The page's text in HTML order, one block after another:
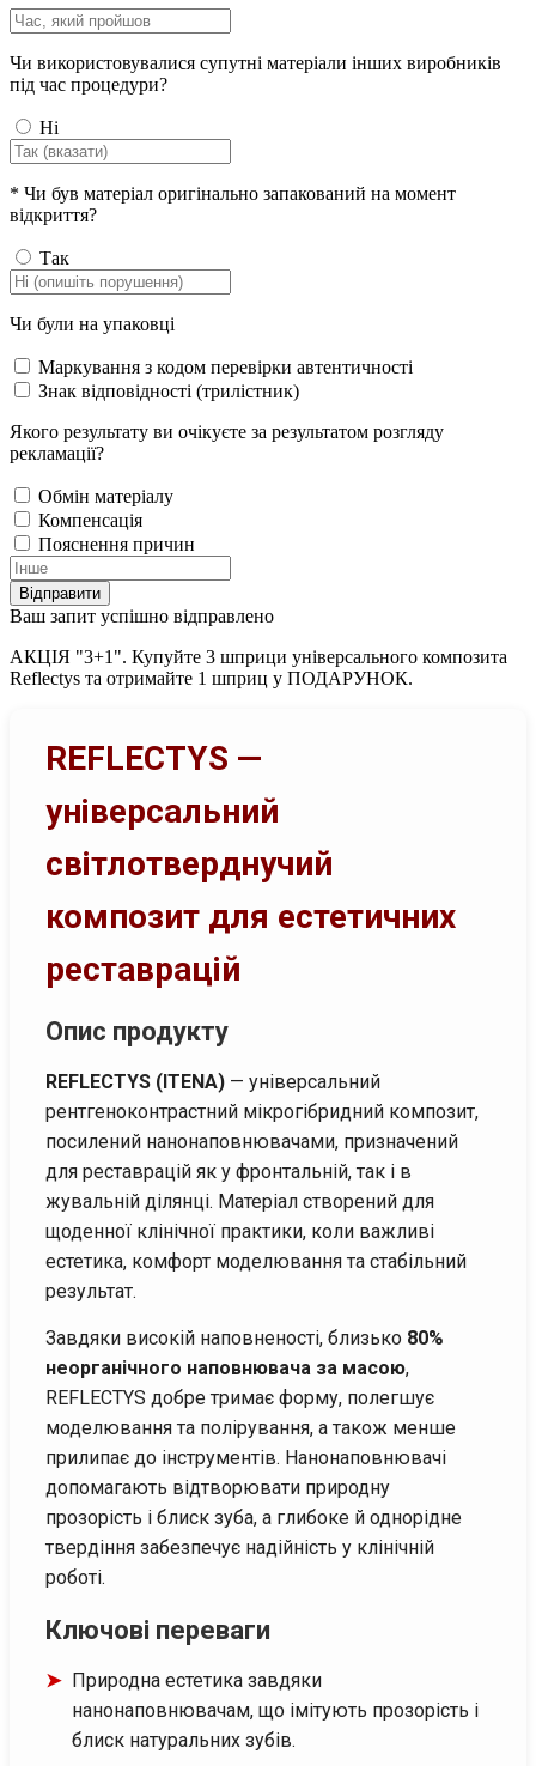
Чи використовувалися супутні матеріали інших виробників
під час процедури?
Ні
* Чи був матеріал оригінально запакований на момент
відкриття?
Так
Чи були на упаковці
Маркування з кодом перевірки автентичності
Знак відповідності (трилістник)
Якого результату ви очікуєте за результатом розгляду
рекламації?
Обмін матеріалу
Компенсація
Пояснення причин
Відправити
Ваш запит успішно відправлено
АКЦІЯ "3+1". Купуйте 3 шприци універсального композита
Reflectys та отримайте 1 шприц у ПОДАРУНОК.
REFLECTYS —
універсальний
світлотверднучий
композит для естетичних
реставрацій
Опис продукту
REFLECTYS (ITENA) — універсальний
рентгеноконтрастний мікрогібридний композит,
посилений нанонаповнювачами, призначений
для реставрацій як у фронтальній, так і в
жувальній ділянці. Матеріал створений для
щоденної клінічної практики, коли важливі
естетика, комфорт моделювання та стабільний
результат.
Завдяки високій наповненості, близько 80%
неорганічного наповнювача за масою,
REFLECTYS добре тримає форму, полегшує
моделювання та полірування, а також менше
прилипає до інструментів. Нанонаповнювачі
допомагають відтворювати природну
прозорість і блиск зуба, а глибоке й однорідне
твердіння забезпечує надійність у клінічній
роботі.
Ключові переваги
Природна естетика завдяки
нанонаповнювачам, що імітують прозорість і
блиск натуральних зубів.